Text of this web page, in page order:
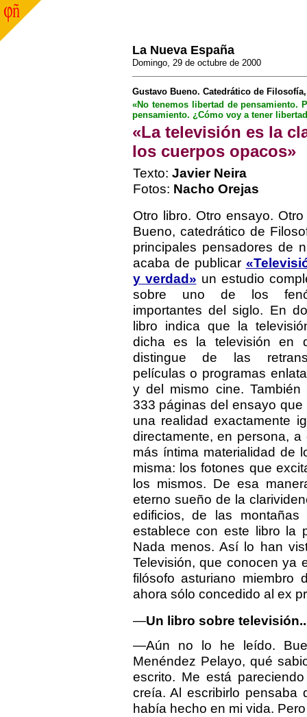
La Nueva España
Domingo, 29 de octubre de 2000
Gustavo Bueno. Catedrático de
«No tenemos libertad de pensamiento.
pensamiento. ¿Cómo voy a tener
«La televisión es la
los cuerpos opacos»
Texto: Javier Neira
Fotos: Nacho Orejas
Otro libro. Otro ensayo.
Bueno, catedrático de
principales pensadores de
acaba de publicar
y verdad» un estudio
sobre uno de los
importantes del siglo. En
libro indica que la
dicha es la televisión en
distingue de las
películas o programas
y del mismo cine.
333 páginas del ensayo
una realidad exactamente
directamente, en persona,
más íntima materialidad de
misma: los fotones que
los mismos. De esa
eterno sueño de la
edificios, de las
establece con este libro la
Nada menos. Así lo han
Televisión, que conocen ya
filósofo asturiano miembro
ahora sólo concedido al ex
—Un libro sobre
—Aún no lo he leído.
Menéndez Pelayo, qué
escrito. Me está
creía. Al escribirlo
había hecho en mi vida.